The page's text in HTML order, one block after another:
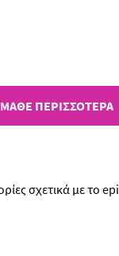
ΜΑΘΕ ΠΕΡΙΣΣΟΤΕΡΑ